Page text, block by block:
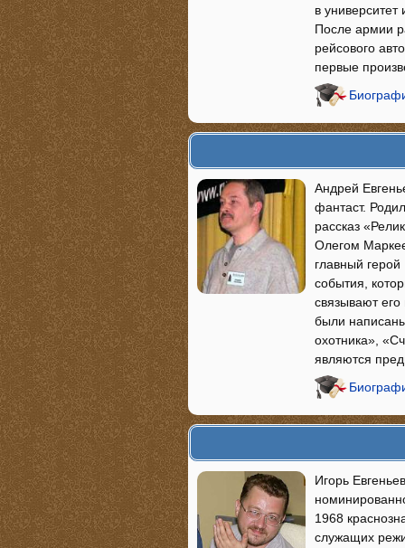
в
После армии
рейсового
первые
Андрей
фантаст.
рассказ
Олегом
главный
события,
связывают
были
охотника»,
являются
Игорь
1968
служащих